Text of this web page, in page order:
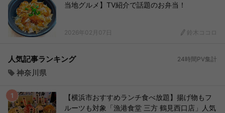
当地グルメ】TV紹介で話題のお弁当！
2026年02月07日 鈴木ココロ
人気記事ランキング 24時間PV集計
神奈川県
【横浜市おすすめランチ食べ放題】揚げ物もフ
ルーツも対象「漁港食堂 三方 鶴見西口店」人気